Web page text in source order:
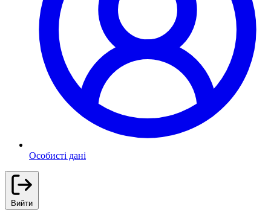
Особисті дані
Вийти